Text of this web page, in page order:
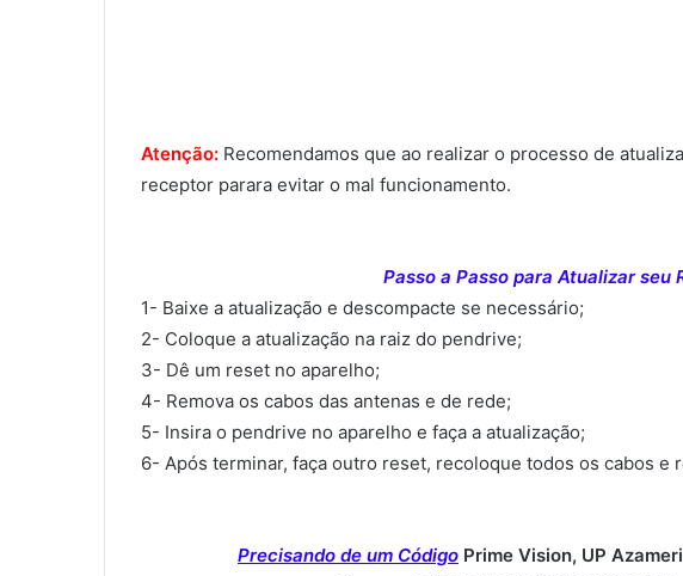
Atenção: Recomendamos que ao realizar o processo de
receptor parara evitar o mal funcionamento.
Passo a Passo para Atualizar seu
1- Baixe a atualização e descompacte se necessário;
2- Coloque a atualização na raiz do pendrive;
3- Dê um reset no aparelho;
4- Remova os cabos das antenas e de rede;
5- Insira o pendrive no aparelho e faça a atualização;
6- Após terminar, faça outro reset, recoloque todos os cabos e
Precisando de um Código Prime Vision, UP